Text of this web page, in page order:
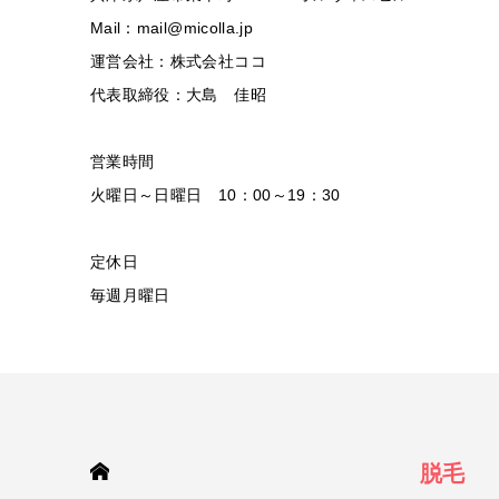
Mail：mail@micolla.jp
運営会社：株式会社ココ
代表取締役：大島 佳昭
営業時間
火曜日～日曜日 10：00～19：30
定休日
毎週月曜日
脱毛